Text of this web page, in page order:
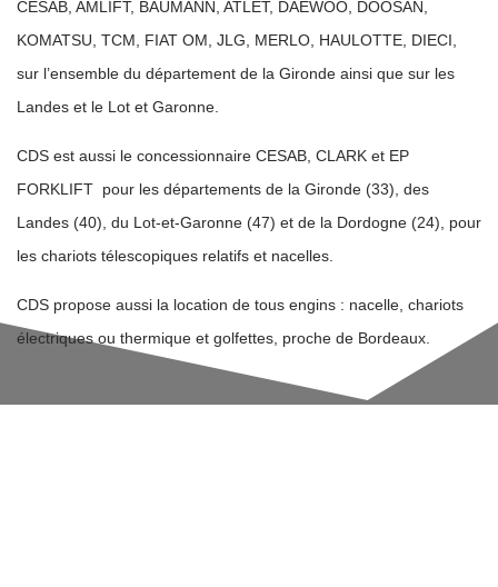
CESAB, AMLIFT, BAUMANN, ATLET, DAEWOO, DOOSAN,
KOMATSU, TCM, FIAT OM, JLG, MERLO, HAULOTTE, DIECI,
sur l’ensemble du département de la Gironde ainsi que sur les
Landes et le Lot et Garonne.
CDS est aussi le concessionnaire CESAB, CLARK et EP
FORKLIFT pour les départements de la Gironde (33), des
Landes (40), du Lot-et-Garonne (47) et de la Dordogne (24), pour
les chariots télescopiques relatifs et nacelles.
CDS propose aussi la location de tous engins : nacelle, chariots
électriques ou thermique et golfettes, proche de Bordeaux.